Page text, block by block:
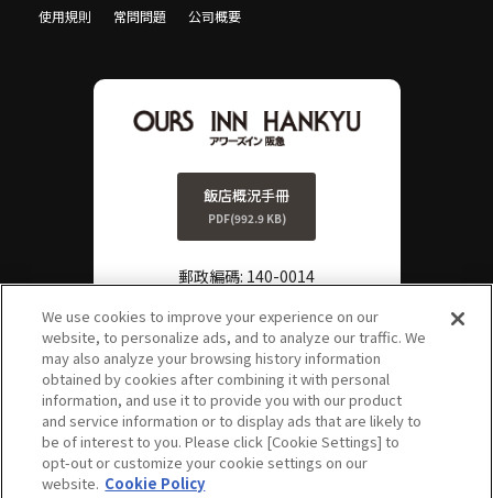
使用規則 常問問題 公司概要
飯店概況手冊
PDF(992.9 KB)
郵政編碼: 140-0014
0570-011-806
FAX:03-3778-3861
We use cookies to improve your experience on our
website, to personalize ads, and to analyze our traffic. We
may also analyze your browsing history information
obtained by cookies after combining it with personal
information, and use it to provide you with our product
and service information or to display ads that are likely to
be of interest to you. Please click [Cookie Settings] to
opt-out or customize your cookie settings on our
website. Cookie Policy